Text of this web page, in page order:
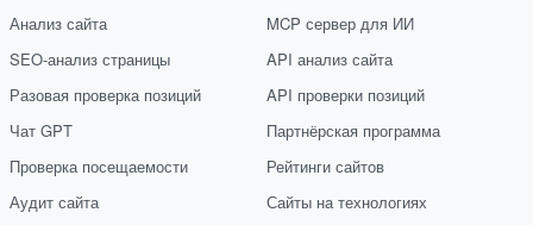
Анализ сайта
SEO-анализ страницы
Разовая проверка позиций
Чат GPT
Проверка посещаемости
Аудит сайта
MCP сервер для ИИ
API анализ сайта
API проверки позиций
Партнёрская программа
Рейтинги сайтов
Сайты на технологиях